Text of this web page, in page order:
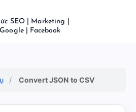
SEO | Marketing |
| Facebook
/ Convert JSON to CSV